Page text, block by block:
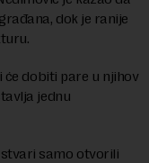
dok je ranije
će dobiti pare u njihov
jednu
stvari samo otvorili